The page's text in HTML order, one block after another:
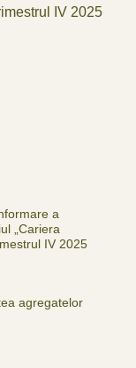
IV 2025
a
„Cariera
IV 2025
agregatelor